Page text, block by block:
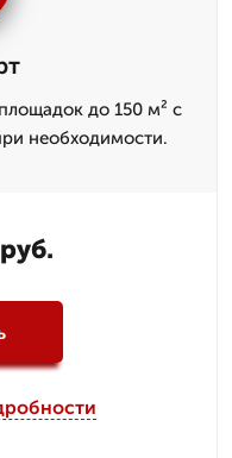
до 150 м² с
необходимости.